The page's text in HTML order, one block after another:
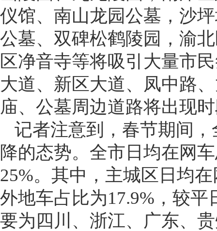
仪馆、南山龙园公墓，沙
公墓、双碑松鹤陵园，渝
区净音寺等将吸引大量市
大道、新区大道、凤中路
庙、公墓周边道路将出现
记者注意到，春节期间
降的态势。全市日均在网
25%。其中，主城区日均
外地车占比为17.9%，较
要为四川、浙江、广东、